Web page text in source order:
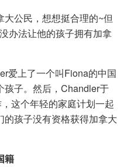
公民，想想挺合理的~但
办法让他的孩子拥有加拿
爱上了一个叫Fiona的中国
孩子。然后，Chandler于
这个年轻的家庭计划一起
孩子没有资格获得加拿大
籍